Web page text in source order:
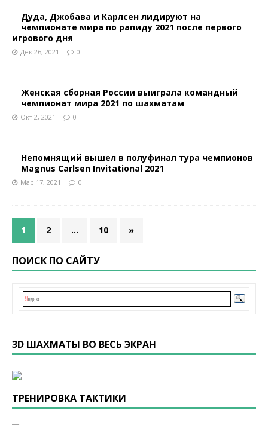
Дуда, Джобава и Карлсен лидируют на
чемпионате мира по рапиду 2021 после первого
игрового дня
Дек 26, 2021 0
Женская сборная России выиграла командный
чемпионат мира 2021 по шахматам
Окт 2, 2021 0
Непомнящий вышел в полуфинал тура чемпионов
Magnus Carlsen Invitational 2021
Мар 17, 2021 0
1 2 … 10 »
ПОИСК ПО САЙТУ
3D ШАХМАТЫ ВО ВЕСЬ ЭКРАН
ТРЕНИРОВКА ТАКТИКИ